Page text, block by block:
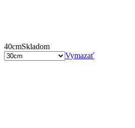
40cmSkladom
Vymazať